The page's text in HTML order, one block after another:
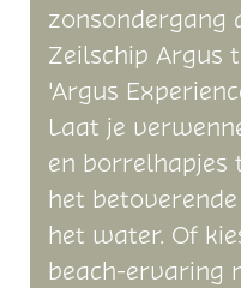
zonsondergang
Zeilschip Argus
'Argus
Laat je
en borrelhapjes
het
het water. Of
beach-ervaring